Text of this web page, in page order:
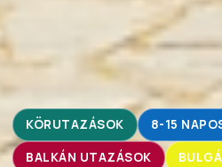
KÖRUTAZÁSOK 8-15
BALKÁN UTAZÁSOK